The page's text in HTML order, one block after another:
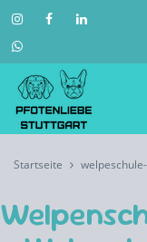
Startseite